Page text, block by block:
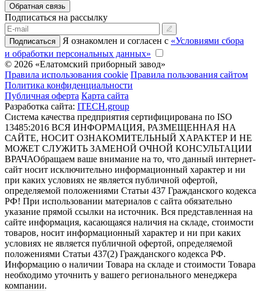
Обратная связь
Подписаться на рассылку
Подписаться Я ознакомлен и согласен с «Условиями сбора
и обработки персональных данных»
© 2026 «Елатомский приборный завод»
Правила использования cookie Правила пользования сайтом
Политика конфиденциальности
Публичная оферта Карта сайта
Разработка сайта: ITECH.group
Система качества предприятия сертифицирована по ISO
13485:2016 ВСЯ ИНФОРМАЦИЯ, РАЗМЕЩЕННАЯ НА
САЙТЕ, НОСИТ ОЗНАКОМИТЕЛЬНЫЙ ХАРАКТЕР И НЕ
МОЖЕТ СЛУЖИТЬ ЗАМЕНОЙ ОЧНОЙ КОНСУЛЬТАЦИИ
ВРАЧАОбращаем ваше внимание на то, что данный интернет-
сайт носит исключительно информационный характер и ни
при каких условиях не является публичной офертой,
определяемой положениями Статьи 437 Гражданского кодекса
РФ! При использовании материалов с сайта обязательно
указание прямой ссылки на источник. Вся представленная на
сайте информация, касающаяся наличия на складе, стоимости
товаров, носит информационный характер и ни при каких
условиях не является публичной офертой, определяемой
положениями Статьи 437(2) Гражданского кодекса РФ.
Информацию о наличии Товара на складе и стоимости Товара
необходимо уточнить у вашего регионального менеджера
компании.